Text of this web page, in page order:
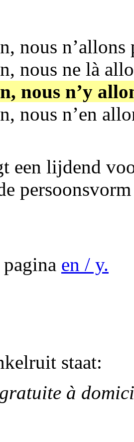
nous n’allons
nous ne là
nous n’y
nous n’en
een lijdend
en / y.
staat:
à